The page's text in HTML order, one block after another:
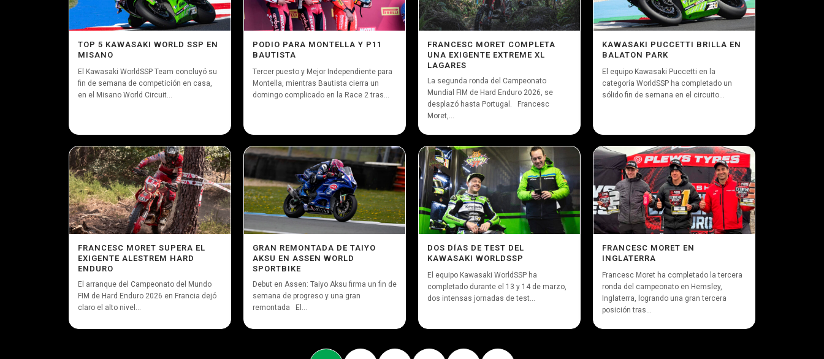
TOP 5 KAWASAKI WORLD SSP EN
MISANO
El Kawasaki WorldSSP Team concluyó su
fin de semana de competición en casa,
en el Misano World Circuit...
PODIO PARA MONTELLA Y P11
BAUTISTA
Tercer puesto y Mejor Independiente para
Montella, mientras Bautista cierra un
domingo complicado en la Race 2 tras...
FRANCESC MORET COMPLETA
UNA EXIGENTE EXTREME XL
LAGARES
La segunda ronda del Campeonato
Mundial FIM de Hard Enduro 2026, se
desplazó hasta Portugal. Francesc
Moret,...
KAWASAKI PUCCETTI BRILLA EN
BALATON PARK
El equipo Kawasaki Puccetti en la
categoría WorldSSP ha completado un
sólido fin de semana en el circuito...
FRANCESC MORET SUPERA EL
EXIGENTE ALESTREM HARD
ENDURO
El arranque del Campeonato del Mundo
FIM de Hard Enduro 2026 en Francia dejó
claro el alto nivel...
GRAN REMONTADA DE TAIYO
AKSU EN ASSEN WORLD
SPORTBIKE
Debut en Assen: Taiyo Aksu firma un fin de
semana de progreso y una gran
remontada El...
DOS DÍAS DE TEST DEL
KAWASAKI WORLDSSP
El equipo Kawasaki WorldSSP ha
completado durante el 13 y 14 de marzo,
dos intensas jornadas de test...
FRANCESC MORET EN
INGLATERRA
Francesc Moret ha completado la tercera
ronda del campeonato en Hemsley,
Inglaterra, logrando una gran tercera
posición tras...